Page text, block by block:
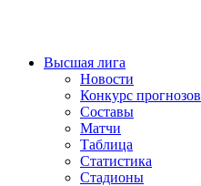
Высшая лига
Новости
Конкурс прогнозов
Составы
Матчи
Таблица
Статистика
Стадионы